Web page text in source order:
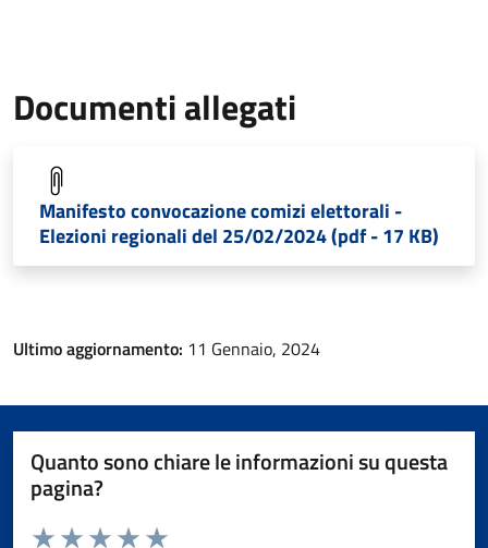
Documenti allegati
Manifesto convocazione comizi elettorali -
Elezioni regionali del 25/02/2024 (pdf - 17 KB)
Ultimo aggiornamento: 11 Gennaio, 2024
Quanto sono chiare le informazioni su questa
pagina?
Valuta da 1 a 5 stelle la pagina